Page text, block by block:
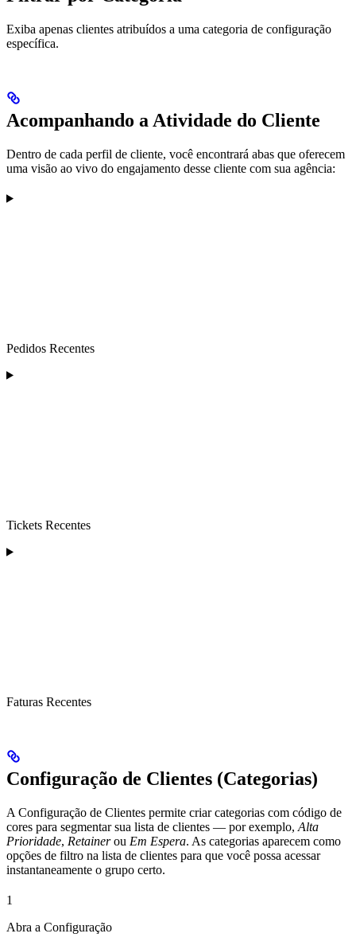
Exiba apenas clientes atribuídos a uma categoria de configuração
específica.
Acompanhando a Atividade do Cliente
Dentro de cada perfil de cliente, você encontrará abas que oferecem
uma visão ao vivo do engajamento desse cliente com sua agência:
Pedidos Recentes
Tickets Recentes
Faturas Recentes
Configuração de Clientes (Categorias)
A Configuração de Clientes permite criar categorias com código de
cores para segmentar sua lista de clientes — por exemplo, Alta
Prioridade, Retainerou Em Espera. As categorias aparecem como
opções de filtro na lista de clientes para que você possa acessar
instantaneamente o grupo certo.
1
Abra a Configuração